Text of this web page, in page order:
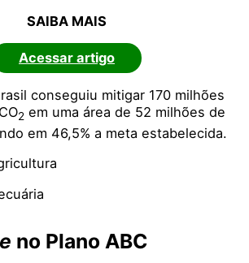
SAIBA MAIS
Acessar artigo
conseguiu mitigar 170 milhões
2 em uma área de 52 milhões de
em 46,5% a meta estabelecida.
no Plano ABC